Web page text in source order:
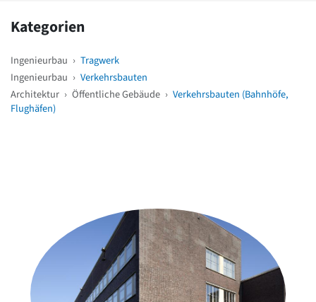
Kategorien
Ingenieurbau › Tragwerk
Ingenieurbau › Verkehrsbauten
Architektur › Öffentliche Gebäude › Verkehrsbauten (Bahnhöfe,
Flughäfen)